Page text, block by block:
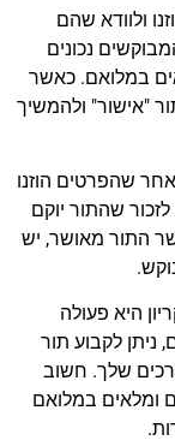
ולוודא שהם
נכונים
במלואם. כאשר
"אישור" ולהמשיך
שהפרטים הוזנו
שהתור יוקם
התור מאושר, יש
היא פעולה
ניתן לקבוע תור
שלך. חשוב
ומלאים במלואם